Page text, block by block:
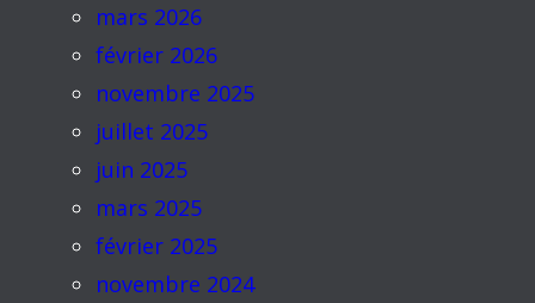
mars 2026
février 2026
novembre 2025
juillet 2025
juin 2025
mars 2025
février 2025
novembre 2024